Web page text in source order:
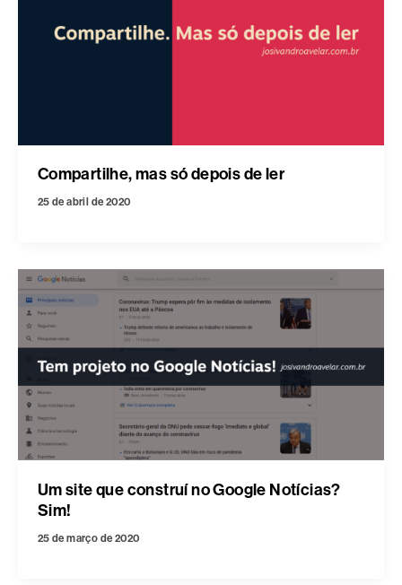
Compartilhe, mas só depois de ler
25 de abril de 2020
Um site que construí no Google Notícias?
Sim!
25 de março de 2020